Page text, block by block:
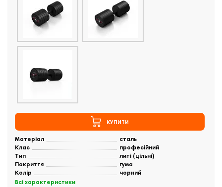
КУПИТИ
Матеріал
сталь
Клас
професійний
Тип
литі (цільні)
Покриття
гума
Колір
чорний
Всі характеристики